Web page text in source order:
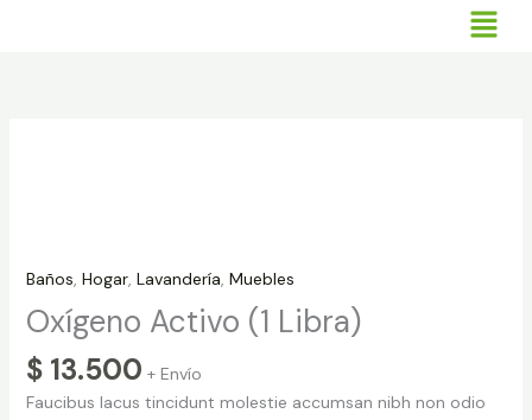
Baños, Hogar, Lavandería, Muebles
Oxígeno Activo (1 Libra)
$13.500 + Envío
Faucibus lacus tincidunt molestie accumsan nibh non odio